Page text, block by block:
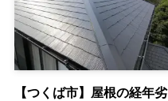
【つくば市】屋根の経年劣